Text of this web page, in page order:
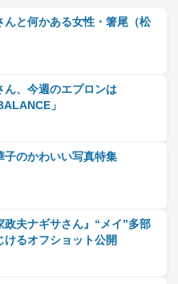
んと何かある女性・箸尾（松
ん、今週のエプロンは
」
子のかわいい写真特集
政夫ナギサさん』“メイ”多部
けるオフショット公開